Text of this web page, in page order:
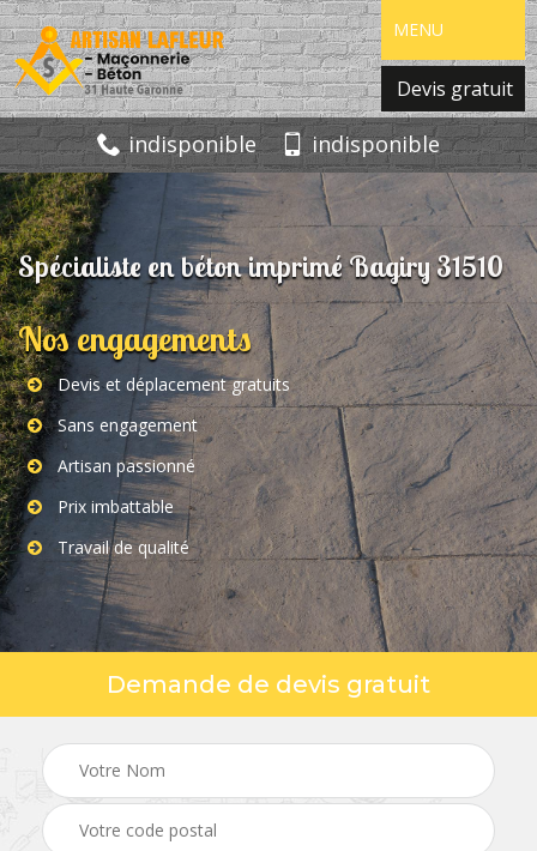
MENU
Devis gratuit
indisponible indisponible
Spécialiste en béton imprimé Bagiry 31510
Nos engagements
Devis et déplacement gratuits
Sans engagement
Artisan passionné
Prix imbattable
Travail de qualité
Demande de devis gratuit